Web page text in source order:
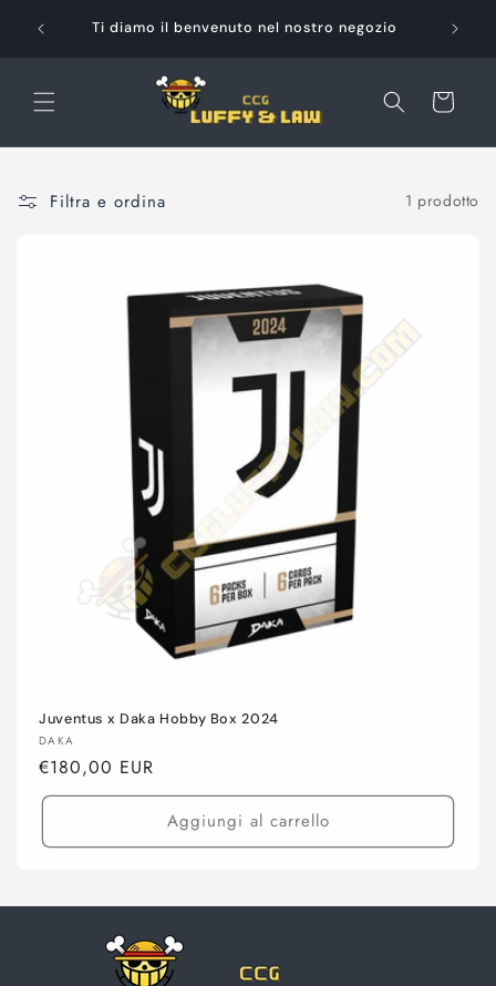
direttamenteTi diamo il benvenuto nel nostro negozio
Carrello
Filtra e ordina 1 prodotto
Juventus x Daka Hobby Box 2024
Produttore:
DAKA
Prezzo
di
€180,00 EUR
Aggiungi al carrello